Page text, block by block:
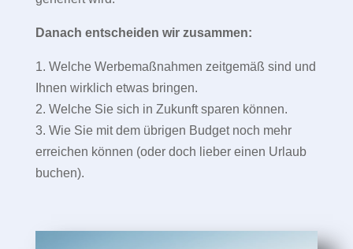
Danach entscheiden wir zusammen:
1. Welche Werbemaßnahmen zeitgemäß sind und
Ihnen wirklich etwas bringen.
2. Welche Sie sich in Zukunft sparen können.
3. Wie Sie mit dem übrigen Budget noch mehr
erreichen können (oder doch lieber einen Urlaub
buchen).